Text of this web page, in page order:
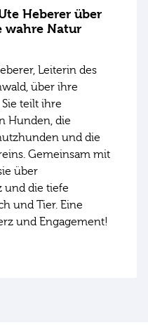
Heberer über
wahre Natur
Leiterin des
über ihre
teilt ihre
Hunden, die
und die
Gemeinsam mit
über
und die tiefe
und Tier. Eine
und Engagement!